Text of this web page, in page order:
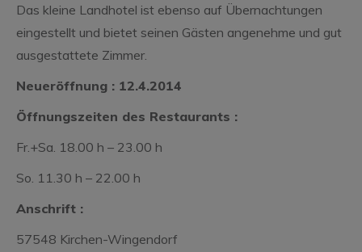
Das kleine Landhotel ist ebenso auf Übernachtungen
eingestellt und bietet seinen Gästen angenehme und gut
ausgestattete Zimmer.
Neueröffnung : 12.4.2014
Öffnungszeiten des Restaurants :
Fr.+Sa. 18.00 h – 23.00 h
So. 11.30 h – 22.00 h
Anschrift :
57548 Kirchen-Wingendorf